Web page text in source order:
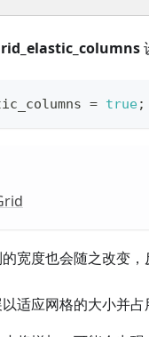
= true;
宽度也会随之改变，
适应网格的大小并